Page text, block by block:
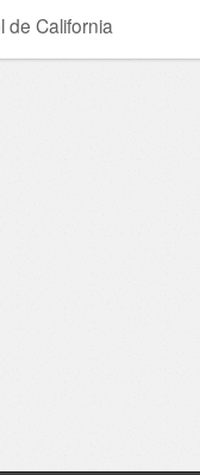
de California